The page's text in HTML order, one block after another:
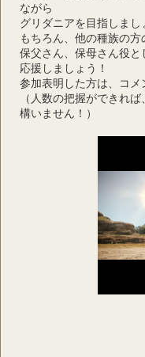
ながら
グリダニアを目指しまし
もちろん、他の種族の方
保父さん、保母さん役と
応援しましょう！
参加表明した方は、コメ
（人数の把握ができれ
構いません！）